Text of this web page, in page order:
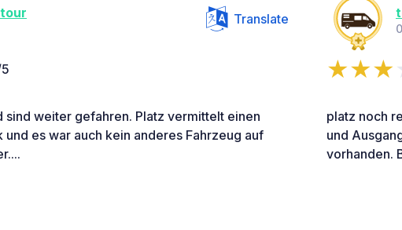
Translate
sind weiter gefahren. Platz vermittelt einen
es war auch kein anderes Fahrzeug auf
platz noch
und
vorhanden.